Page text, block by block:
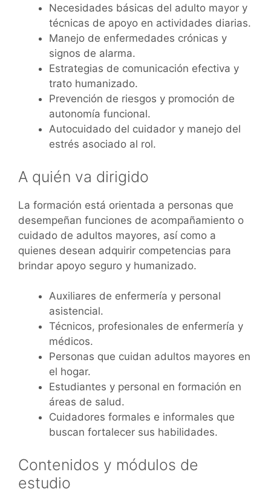
Necesidades básicas del adulto mayor y
técnicas de apoyo en actividades diarias.
Manejo de enfermedades crónicas y
signos de alarma.
Estrategias de comunicación efectiva y
trato humanizado.
Prevención de riesgos y promoción de
autonomía funcional.
Autocuidado del cuidador y manejo del
estrés asociado al rol.
A quién va dirigido
La formación está orientada a personas que
desempeñan funciones de acompañamiento o
cuidado de adultos mayores, así como a
quienes desean adquirir competencias para
brindar apoyo seguro y humanizado.
Auxiliares de enfermería y personal
asistencial.
Técnicos, profesionales de enfermería y
médicos.
Personas que cuidan adultos mayores en
el hogar.
Estudiantes y personal en formación en
áreas de salud.
Cuidadores formales e informales que
buscan fortalecer sus habilidades.
Contenidos y módulos de
estudio